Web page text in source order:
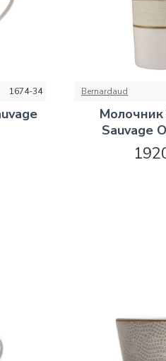
1674-34 Bernardaud
Молочник
Sauvage